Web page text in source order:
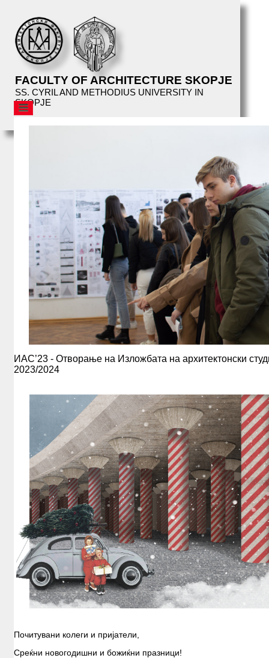
FACULTY OF ARCHITECTURE SKOPJE
SS. CYRIL AND METHODIUS UNIVERSITY IN
SKOPJE
AFS
LIBRARY
EVENTS
AFS
LECTURES
EXHIBITIONS
WORKSHOPS
SUMMER SCHOOL
PUBLICATIONS
ALUMNI
ИАС’23 - Отворање на Изложбата на архитектонски
2023/2024
Почитувани колеги и пријатели,
Среќни новогодишни и божиќни празници!